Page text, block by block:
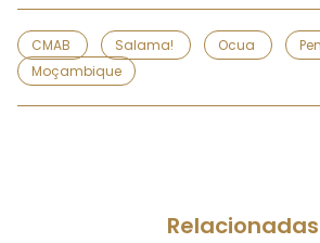
CMAB Salama! Ocua
Moçambique
Relacionadas